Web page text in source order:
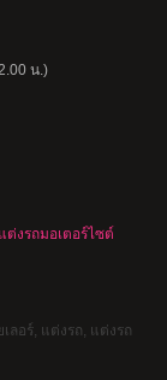
น.)
ต่งรถมอเตอร์ไซต์
ลอร์, แต่งรถ, แต่งรถ